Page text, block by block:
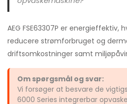
AEG FSE63307P er
reducere strømforbruget og
driftsomkostninger samt
Om spørgsmål og svar:
Vi forsøger at besvare de
6000 Series integrerbar